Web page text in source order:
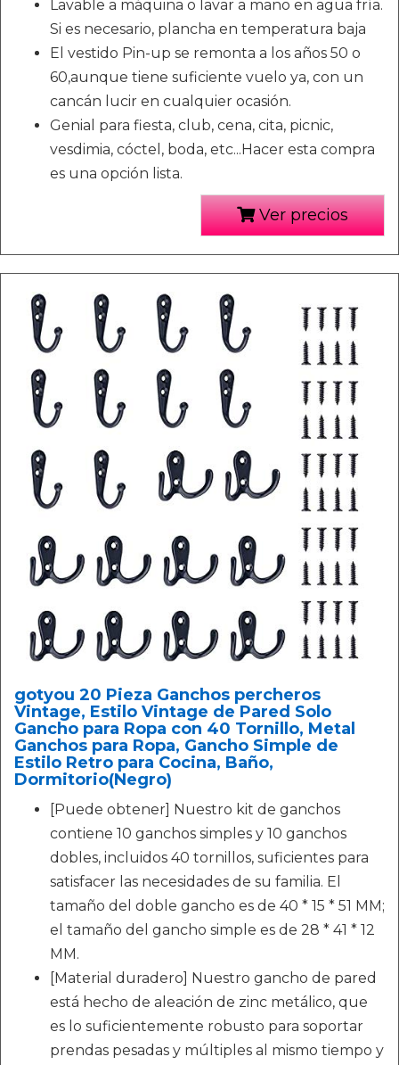
Lavable a máquina o lavar a mano en agua fría.
Si es necesario, plancha en temperatura baja
El vestido Pin-up se remonta a los años 50 o
60,aunque tiene suficiente vuelo ya, con un
cancán lucir en cualquier ocasión.
Genial para fiesta, club, cena, cita, picnic,
vesdimia, cóctel, boda, etc...Hacer esta compra
es una opción lista.
Ver precios
gotyou 20 Pieza Ganchos percheros
Vintage, Estilo Vintage de Pared Solo
Gancho para Ropa con 40 Tornillo, Metal
Ganchos para Ropa, Gancho Simple de
Estilo Retro para Cocina, Baño,
Dormitorio(Negro)
[Puede obtener] Nuestro kit de ganchos
contiene 10 ganchos simples y 10 ganchos
dobles, incluidos 40 tornillos, suficientes para
satisfacer las necesidades de su familia. El
tamaño del doble gancho es de 40 * 15 * 51 MM;
el tamaño del gancho simple es de 28 * 41 * 12
MM.
[Material duradero] Nuestro gancho de pared
está hecho de aleación de zinc metálico, que
es lo suficientemente robusto para soportar
prendas pesadas y múltiples al mismo tiempo y